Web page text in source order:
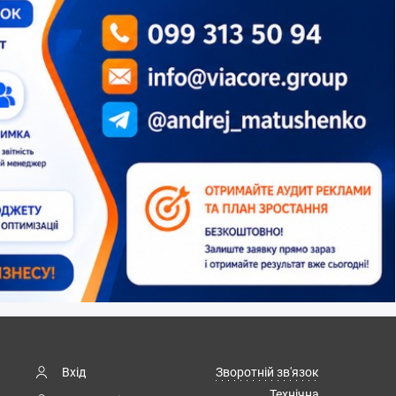
Вхід
Зворотній зв'язок